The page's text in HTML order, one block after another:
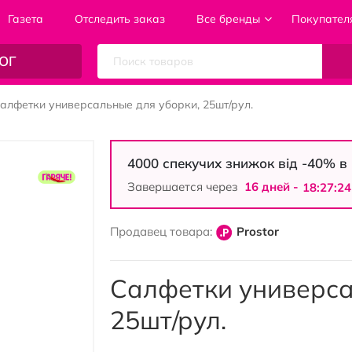
Газета Отследить заказ Все бренды
универсальные для уборки, 25шт/рул.
4000 спекучих знижок від -40% в
Завершается через 16 дней - 18:27:23
Продавец товара: Prostor
Салфетки
25шт/рул.